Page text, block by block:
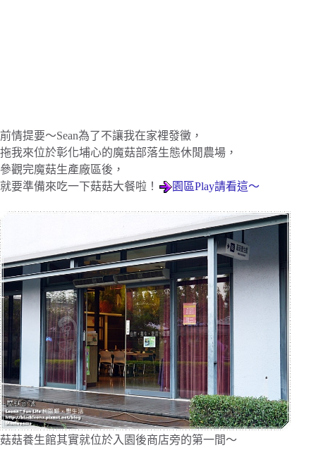
前情提要～Sean為了不讓我在家裡發黴，
拖我來位於彰化埔心的魔菇部落生態休閒農場，
參觀完魔菇生產廠區後，
就要準備來吃一下菇菇大餐啦！
園區Play請看這～
菇菇養生館其實就位於入園後商店旁的第一間～